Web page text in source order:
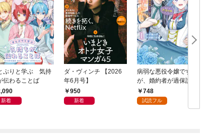
ぷりと学ぶ 気持
伝わることば
新着
ダ・ヴィンチ 【2026
年6月号】
950
新着
病弱な悪役令嬢です
が、婚約者が過保護す
ぎて逃げ出したい(私た
ち犬猿の仲でしたよ
748
試読フル